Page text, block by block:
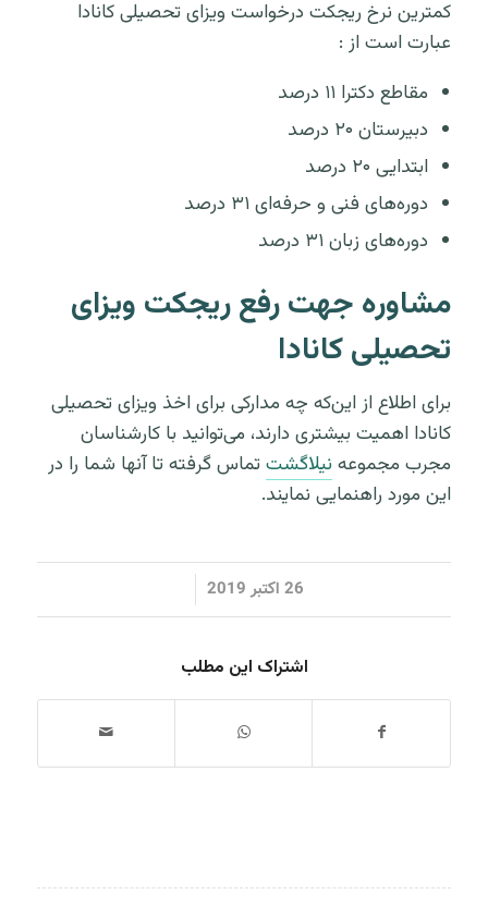
کمترین نرخ ریجکت درخواست ویزای تحصیلی کانادا
عبارت است از :
مقاطع دکترا ۱۱ درصد
دبیرستان ۲۰ درصد
ابتدایی ۲۰ درصد
دوره‌های فنی و حرفه‌ای ۳۱ درصد
دوره‌های زبان ۳۱ درصد
مشاوره جهت رفع ریجکت ویزای
تحصیلی کانادا
برای اطلاع از این‌که چه مدارکی برای اخذ ویزای تحصیلی
کانادا اهمیت بیشتری دارند، می‌توانید با کارشناسان
مجرب مجموعه نیلاگشتتماس گرفته تا آنها شما را در
این مورد راهنمایی نمایند.
26 اکتبر 2019 /
اشتراک این مطلب